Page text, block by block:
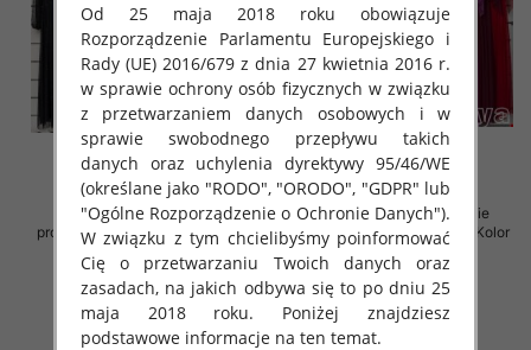
Sukienki damskie (Włoskie
produkt) Roz Standard, Mix Kolor
Paczka 5 szt
78.00 zł
szczegóły
Sukienki damskie (Włoskie
produkt) Roz Standard, Mix Kolor
76.00 zł
szczegóły
Od 25 maja 2018 roku obowiązuje
Rozporządzenie Parlamentu Europejskiego i
Rady (UE) 2016/679 z dnia 27 kwietnia 2016 r.
w sprawie ochrony osób fizycznych w związku
z przetwarzaniem danych osobowych i w
sprawie swobodnego przepływu takich
danych oraz uchylenia dyrektywy 95/46/WE
(określane jako "RODO", "ORODO", "GDPR" lub
"Ogólne Rozporządzenie o Ochronie Danych").
W związku z tym chcielibyśmy poinformować
Cię o przetwarzaniu Twoich danych oraz
zasadach, na jakich odbywa się to po dniu 25
maja 2018 roku. Poniżej znajdziesz
podstawowe informacje na ten temat.